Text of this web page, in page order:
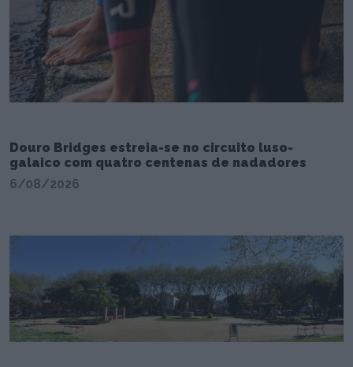
Douro Bridges estreia-se no circuito luso-
galaico com quatro centenas de nadadores
6/08/2026